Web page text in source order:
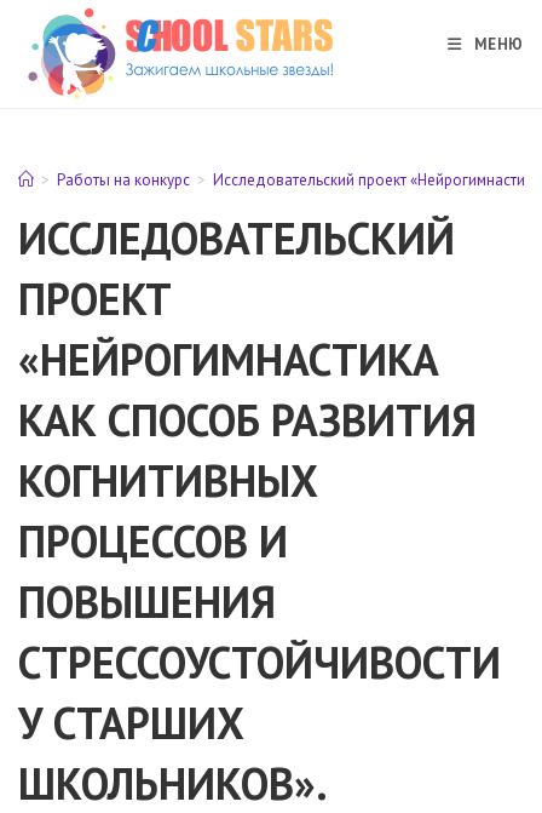
Перейти
содержимому
МЕНЮ
> Работы на конкурс > Исследовательский проект
ИССЛЕДОВАТЕЛЬСКИЙ
ПРОЕКТ
«НЕЙРОГИМНАСТИКА
КАК СПОСОБ РАЗВИТИЯ
КОГНИТИВНЫХ
ПРОЦЕССОВ И
ПОВЫШЕНИЯ
СТРЕССОУСТОЙЧИВОСТИ
У СТАРШИХ
ШКОЛЬНИКОВ».